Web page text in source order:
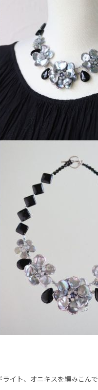
イト、オニキスを編みこんで